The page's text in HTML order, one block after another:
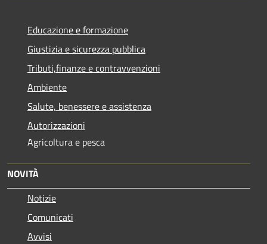
Educazione e formazione
Giustizia e sicurezza pubblica
Tributi,finanze e contravvenzioni
Ambiente
Salute, benessere e assistenza
Autorizzazioni
Agricoltura e pesca
NOVITÀ
Notizie
Comunicati
Avvisi